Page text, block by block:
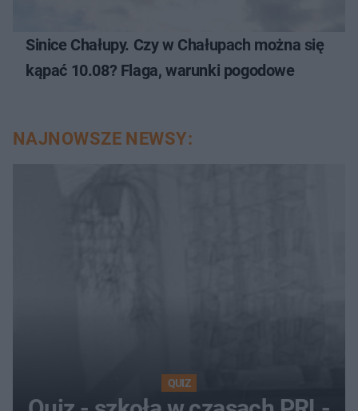
Sinice Chałupy. Czy w Chałupach można się
kąpać 10.08? Flaga, warunki pogodowe
NAJNOWSZE NEWSY:
QUIZ